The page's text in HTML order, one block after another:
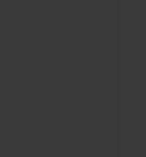
السياحي للجزء
شدد تتار على أهمية
قبرص التركية، مشيرًا